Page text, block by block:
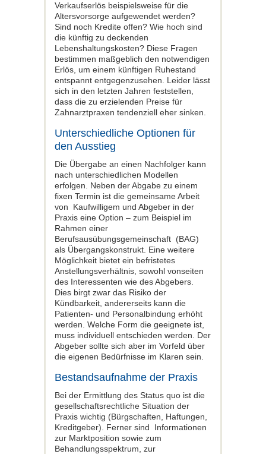
Verkaufserlös beispielsweise für die
Altersvorsorge aufgewendet werden?
Sind noch Kredite offen? Wie hoch sind
die künftig zu deckenden
Lebenshaltungskosten? Diese Fragen
bestimmen maßgeblich den notwendigen
Erlös, um einem künftigen Ruhestand
entspannt entgegenzusehen. Leider lässt
sich in den letzten Jahren feststellen,
dass die zu erzielenden Preise für
Zahnarztpraxen tendenziell eher sinken.
Unterschiedliche Optionen für
den Ausstieg
Die Übergabe an einen Nachfolger kann
nach unterschiedlichen Modellen
erfolgen. Neben der Abgabe zu einem
fixen Termin ist die gemeinsame Arbeit
von Kaufwilligem und Abgeber in der
Praxis eine Option – zum Beispiel im
Rahmen einer
Berufsausübungsgemeinschaft (BAG)
als Übergangskonstrukt. Eine weitere
Möglichkeit bietet ein befristetes
Anstellungsverhältnis, sowohl vonseiten
des Interessenten wie des Abgebers.
Dies birgt zwar das Risiko der
Kündbarkeit, andererseits kann die
Patienten- und Personalbindung erhöht
werden. Welche Form die geeignete ist,
muss individuell entschieden werden. Der
Abgeber sollte sich aber im Vorfeld über
die eigenen Bedürfnisse im Klaren sein.
Bestandsaufnahme der Praxis
Bei der Ermittlung des Status quo ist die
gesellschaftsrechtliche Situation der
Praxis wichtig (Bürgschaften, Haftungen,
Kreditgeber). Ferner sind Informationen
zur Marktposition sowie zum
Behandlungsspektrum, zur